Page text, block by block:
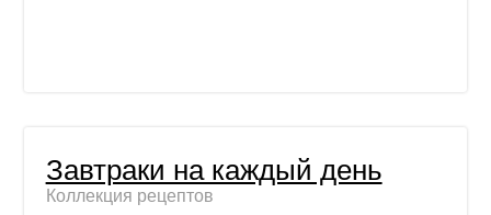
Завтраки на каждый день
Коллекция рецептов